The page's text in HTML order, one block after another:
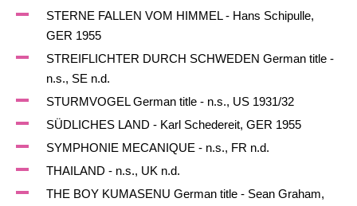
STERNE FALLEN VOM HIMMEL - Hans Schipulle,
GER 1955
STREIFLICHTER DURCH SCHWEDEN German title -
n.s., SE n.d.
STURMVOGEL German title - n.s., US 1931/32
SÜDLICHES LAND - Karl Schedereit, GER 1955
SYMPHONIE MECANIQUE - n.s., FR n.d.
THAILAND - n.s., UK n.d.
THE BOY KUMASENU German title - Sean Graham,